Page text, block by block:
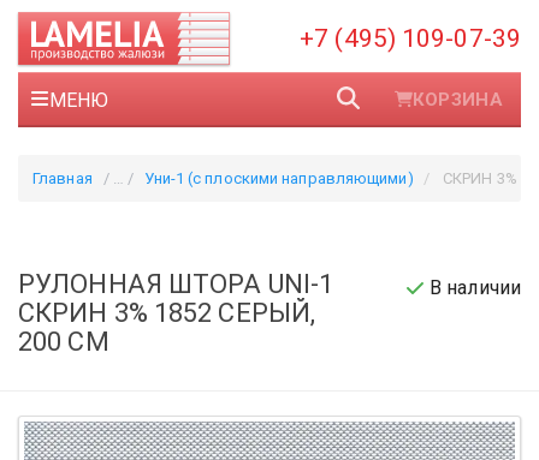
+7 (495) 109-07-39
МЕНЮ КОРЗИНА
Главная Уни-1 (с плоскими направляющими) СКРИН 3%
РУЛОННАЯ ШТОРА UNI-1
СКРИН 3% 1852 СЕРЫЙ,
200 СМ
В наличии